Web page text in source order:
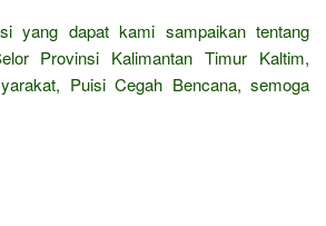
yang dapat kami sampaikan tentang
Provinsi Kalimantan Timur Kaltim,
Puisi Cegah Bencana, semoga